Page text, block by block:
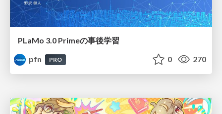
PLaMo 3.0 Primeの事後学習
pfn
PRO 0 270